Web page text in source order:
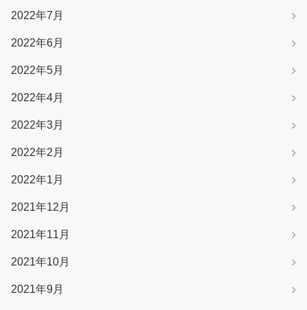
2022年7月
2022年6月
2022年5月
2022年4月
2022年3月
2022年2月
2022年1月
2021年12月
2021年11月
2021年10月
2021年9月